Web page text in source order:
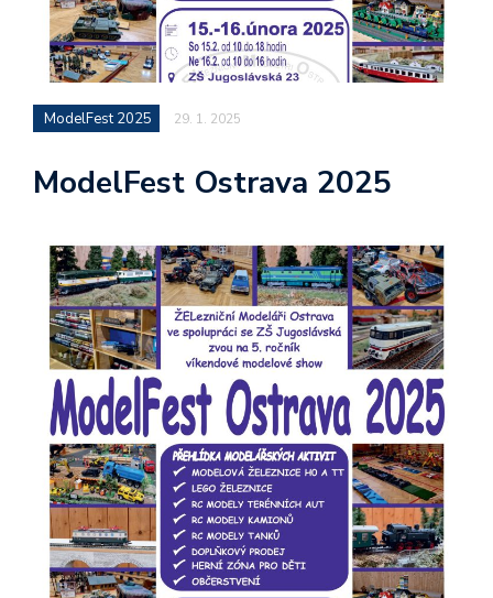
ModelFest 2025 29. 1. 2025
ModelFest Ostrava 2025